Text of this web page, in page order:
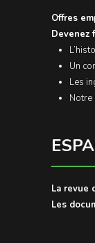
Offres
Devenez
Un
Les
Notre
La revue
Les